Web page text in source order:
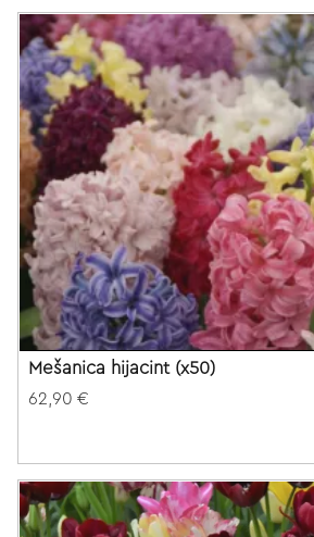
Mešanica hijacint (x50)
62,90 €